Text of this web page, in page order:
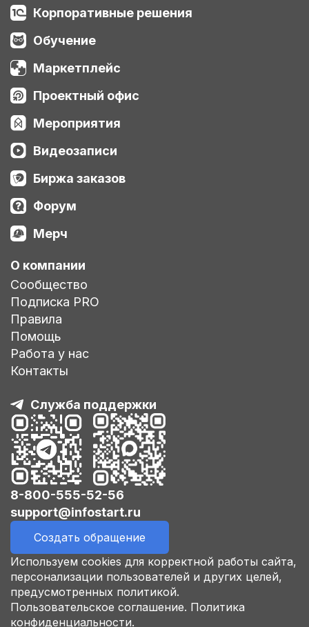
Корпоративные решения
Обучение
Маркетплейс
Проектный офис
Мероприятия
Видеозаписи
Биржа заказов
Форум
Мерч
О компании
Сообщество
Подписка PRO
Правила
Помощь
Работа у нас
Контакты
Служба поддержки
8-800-555-52-56
support@infostart.ru
Создать обращение
Используем cookies для корректной работы сайта,
персонализации пользователей и других целей,
предусмотренных политикой.
Пользовательское соглашение. Политика
конфиденциальности.